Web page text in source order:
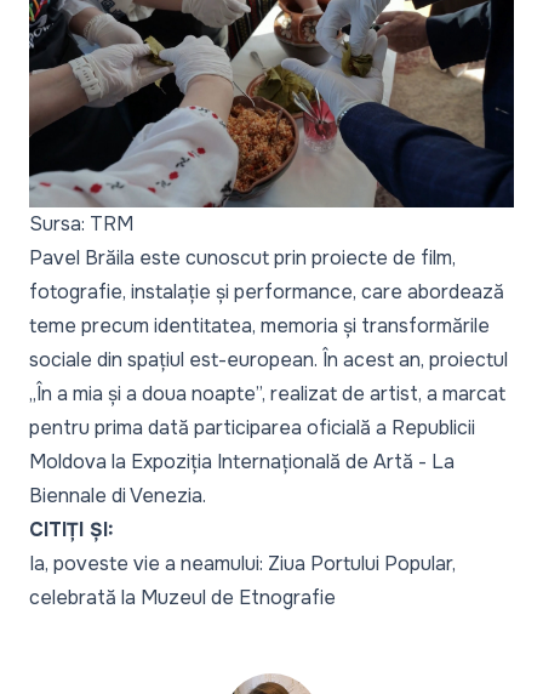
Sursa: TRM
Pavel Brăila este cunoscut prin proiecte de film,
fotografie, instalație și performance, care abordează
teme precum identitatea, memoria și transformările
sociale din spațiul est-european. În acest an, proiectul
„În a mia și a doua noapte”, realizat de artist, a marcat
pentru prima dată participarea oficială a Republicii
Moldova la Expoziția Internațională de Artă - La
Biennale di Venezia.
CITIȚI ȘI:
Ia, poveste vie a neamului: Ziua Portului Popular,
celebrată la Muzeul de Etnografie